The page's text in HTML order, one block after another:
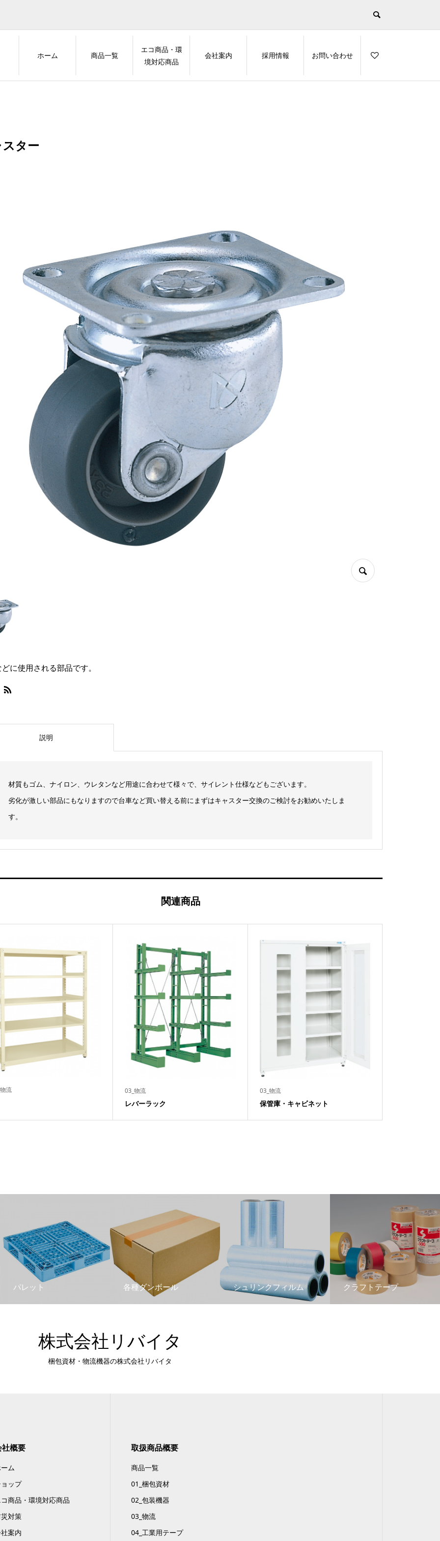
ホーム 商品一覧
エコ商品・環
境対応商品
会社案内 採用情報 お問い合わせ
ター
に使用される部品です。
説明
材質もゴム、ナイロン、ウレタンなど用途に合わせて様々で、サイレント仕様などもございます。
劣化が激しい部品にもなりますので台車など買い替える前にまずはキャスター交換のご検討をお勧めいたしま
す。
関連商品
流 03_物流
レバーラック
03_物流
保管庫・キャビネット
パレット 各種ダンボール シュリンクフィルム クラフトテープ
株式会社リバイタ
梱包資材・物流機器の株式会社リバイタ
社概要
ム
ップ
商品・環境対応商品
対策
案内
取扱商品概要
商品一覧
01_梱包資材
02_包装機器
03_物流
04_工業用テープ